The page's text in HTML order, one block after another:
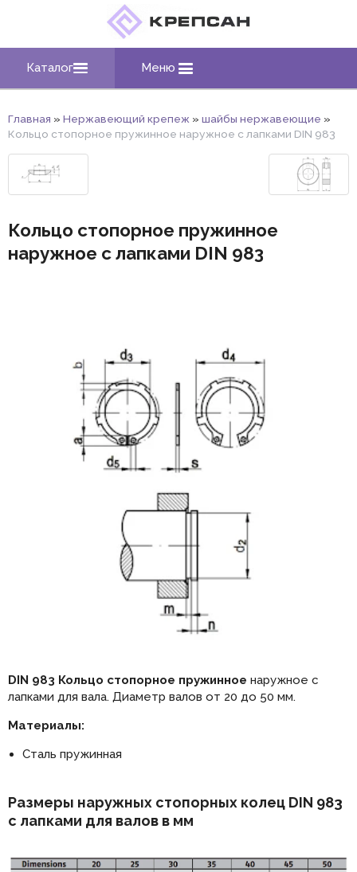
Каталог Меню
Главная » Нержавеющий крепеж » шайбы нержавеющие »
Кольцо стопорное пружинное наружное с лапками DIN 983
Кольцо стопорное пружинное
наружное с лапками DIN 983
DIN 983 Кольцо стопорное пружинное наружное с
лапками для вала. Диаметр валов от 20 до 50 мм.
Материалы:
Сталь пружинная
Размеры наружных стопорных колец DIN 983
с лапками для валов в мм